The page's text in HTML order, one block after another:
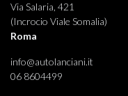
Via Salaria, 421
(Incrocio Viale Somalia)
Roma
info@autolanciani.it
06 8604499